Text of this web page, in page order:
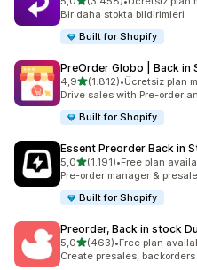
toplam 3458 değerlendirme
Bir daha stokta bildirimleri
Built for Shopify
PreOrder Globo | Back in
4,95 yıldız üzerinden
(1.812)
toplam 1812 değerlendirme
•Ücretsiz plan
Drive sales with Pre-order
Built for Shopify
Essent Preorder Back in
5,05 yıldız üzerinden
(1.191)
toplam 1191 değerlendirme
•Free plan
Pre-order manager &
Built for Shopify
Preorder, Back in stock
5,05 yıldız üzerinden
(463)
toplam 463 değerlendirme
•Free plan
Create presales,